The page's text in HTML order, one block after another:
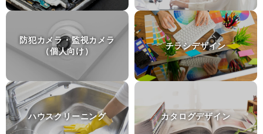
砂利敷き
庭に車を止められるように砂利を敷きたい
富山県富山市
個人輸入代行
モデルロケットエンジン
群馬県前橋市
防犯カメラ・監視カメラ
（個人向け）
ハウスクリーニング
チラシデザイン
カタログデザイン